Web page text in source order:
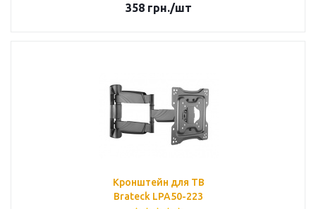
358грн./шт
Кронштейн для ТВ
Brateck LPA50-223